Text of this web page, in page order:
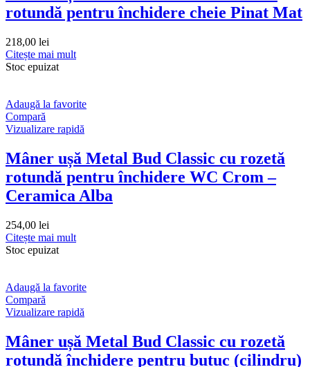
rotundă pentru închidere cheie Pinat Mat
218,00 lei
Citește mai mult
Stoc epuizat
Adaugă la favorite
Compară
Vizualizare rapidă
Mâner ușă Metal Bud Classic cu rozetă
rotundă pentru închidere WC Crom –
Ceramica Alba
254,00 lei
Citește mai mult
Stoc epuizat
Adaugă la favorite
Compară
Vizualizare rapidă
Mâner ușă Metal Bud Classic cu rozetă
rotundă închidere pentru butuc (cilindru)